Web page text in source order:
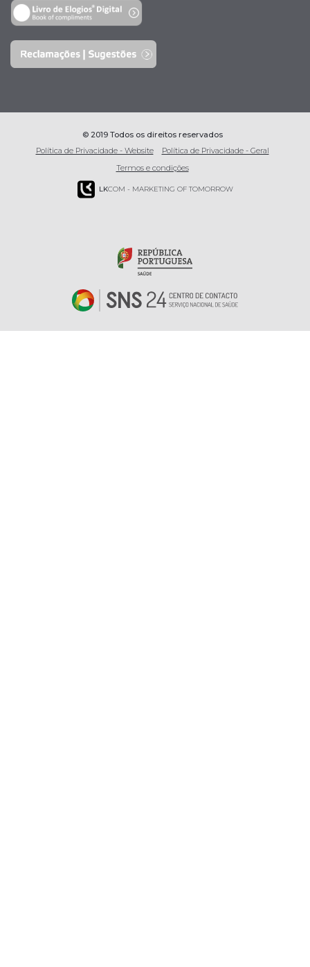
© 2019 Todos os direitos reservados
Política de Privacidade - Website
Política de Privacidade - Geral
Termos e condições
LKCOM - MARKETING OF TOMORROW